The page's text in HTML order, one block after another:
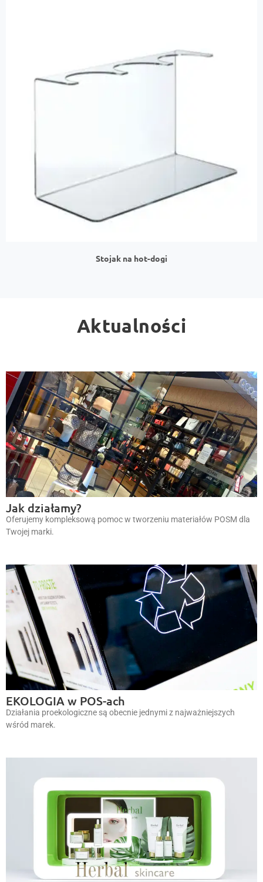
Stojak na hot-dogi
Aktualności
Jak działamy?
Oferujemy kompleksową pomoc w tworzeniu materiałów POSM dla
Twojej marki.
EKOLOGIA w POS-ach
Działania proekologiczne są obecnie jednymi z najważniejszych
wśród marek.